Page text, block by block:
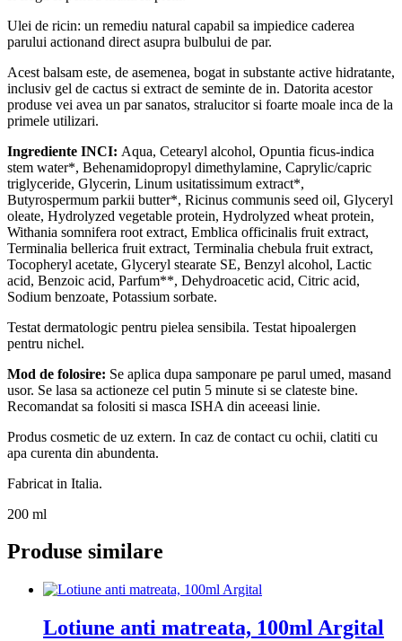
Ulei de ricin: un remediu natural capabil sa impiedice caderea
parului actionand direct asupra bulbului de par.
Acest balsam este, de asemenea, bogat in substante active hidratante,
inclusiv gel de cactus si extract de seminte de in. Datorita acestor
produse vei avea un par sanatos, stralucitor si foarte moale inca de la
primele utilizari.
Ingrediente INCI: Aqua, Cetearyl alcohol, Opuntia ficus-indica
stem water*, Behenamidopropyl dimethylamine, Caprylic/capric
triglyceride, Glycerin, Linum usitatissimum extract*,
Butyrospermum parkii butter*, Ricinus communis seed oil, Glyceryl
oleate, Hydrolyzed vegetable protein, Hydrolyzed wheat protein,
Withania somnifera root extract, Emblica officinalis fruit extract,
Terminalia bellerica fruit extract, Terminalia chebula fruit extract,
Tocopheryl acetate, Glyceryl stearate SE, Benzyl alcohol, Lactic
acid, Benzoic acid, Parfum**, Dehydroacetic acid, Citric acid,
Sodium benzoate, Potassium sorbate.
Testat dermatologic pentru pielea sensibila. Testat hipoalergen
pentru nichel.
Mod de folosire: Se aplica dupa samponare pe parul umed, masand
usor. Se lasa sa actioneze cel putin 5 minute si se clateste bine.
Recomandat sa folositi si masca ISHA din aceeasi linie.
Produs cosmetic de uz extern. In caz de contact cu ochii, clatiti cu
apa curenta din abundenta.
Fabricat in Italia.
200 ml
Produse similare
Lotiune anti matreata, 100ml Argital